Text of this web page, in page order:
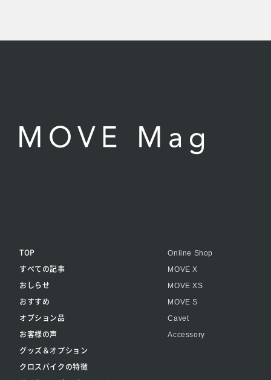
TOP
すべての記事
おしらせ
おすすめ
オプション品
お客様の声
グッズ＆オプション
クロスバイクの特徴
Online Shop
MOVE X
MOVE XS
MOVE S
Cavet
Accessory